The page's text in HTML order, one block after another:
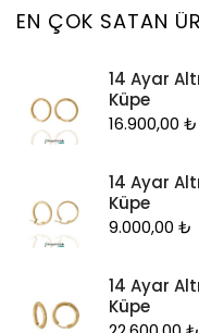
Zincir
EN ÇOK SATAN
14 Ayar
Küpe
16.900,00 ₺
14 Ayar
Küpe
9.000,00 ₺
14 Ayar
Küpe